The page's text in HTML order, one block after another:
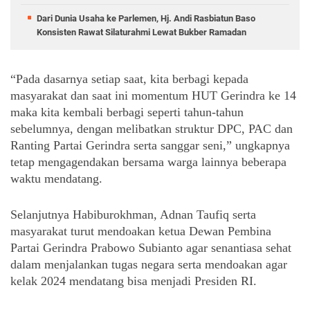
Dari Dunia Usaha ke Parlemen, Hj. Andi Rasbiatun Baso
Konsisten Rawat Silaturahmi Lewat Bukber Ramadan
“Pada dasarnya setiap saat, kita berbagi kepada
masyarakat dan saat ini momentum HUT Gerindra ke 14
maka kita kembali berbagi seperti tahun-tahun
sebelumnya, dengan melibatkan struktur DPC, PAC dan
Ranting Partai Gerindra serta sanggar seni,” ungkapnya
tetap mengagendakan bersama warga lainnya beberapa
waktu mendatang.
Selanjutnya Habiburokhman, Adnan Taufiq serta
masyarakat turut mendoakan ketua Dewan Pembina
Partai Gerindra Prabowo Subianto agar senantiasa sehat
dalam menjalankan tugas negara serta mendoakan agar
kelak 2024 mendatang bisa menjadi Presiden RI.